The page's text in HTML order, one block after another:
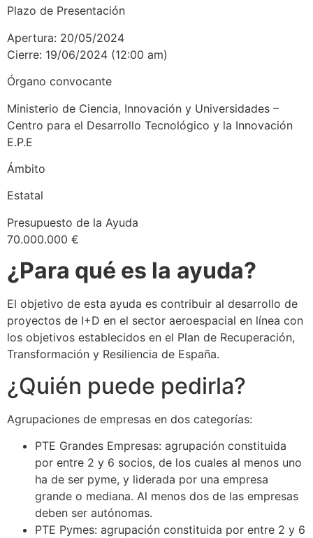
Plazo de Presentación
Apertura: 20/05/2024
Cierre: 19/06/2024 (12:00 am)
Órgano convocante
Ministerio de Ciencia, Innovación y Universidades –
Centro para el Desarrollo Tecnológico y la Innovación
E.P.E
Ámbito
Estatal
Presupuesto de la Ayuda
70.000.000 €
¿Para qué es la ayuda?
El objetivo de esta ayuda es contribuir al desarrollo de
proyectos de I+D en el sector aeroespacial en línea con
los objetivos establecidos en el Plan de Recuperación,
Transformación y Resiliencia de España.
¿Quién puede pedirla?
Agrupaciones de empresas en dos categorías:
PTE Grandes Empresas: agrupación constituida
por entre 2 y 6 socios, de los cuales al menos uno
ha de ser pyme, y liderada por una empresa
grande o mediana. Al menos dos de las empresas
deben ser autónomas.
PTE Pymes: agrupación constituida por entre 2 y 6